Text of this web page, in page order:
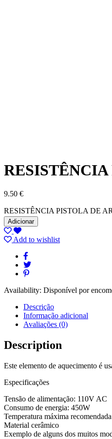
9.50 €
RESISTÊNCIA PISTOLA DE
Adicionar
Add to wishlist
Availability: Disponível por
Descrição
Informação adicional
Avaliações (0)
Description
Este elemento de aquecimento é
Especificações
Tensão de alimentação: 110V AC
Consumo de energia: 450W
Temperatura máxima
Material cerâmico
Exemplo de alguns dos muitos